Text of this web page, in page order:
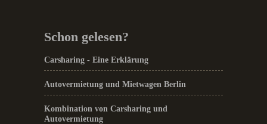
Schon gelesen?
Carsharing - Eine Erklärung
Autovermietung und Mietwagen Berlin
Kombination von Carsharing und
Autovermietung